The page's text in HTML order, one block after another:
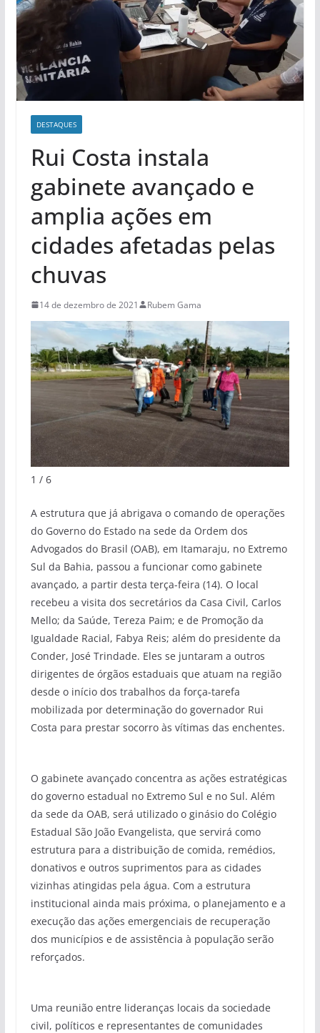
DESTAQUES
Rui Costa instala
gabinete avançado e
amplia ações em
cidades afetadas pelas
chuvas
14 de dezembro de 2021 Rubem Gama
1 / 6
A estrutura que já abrigava o comando de operações
do Governo do Estado na sede da Ordem dos
Advogados do Brasil (OAB), em Itamaraju, no Extremo
Sul da Bahia, passou a funcionar como gabinete
avançado, a partir desta terça-feira (14). O local
recebeu a visita dos secretários da Casa Civil, Carlos
Mello; da Saúde, Tereza Paim; e de Promoção da
Igualdade Racial, Fabya Reis; além do presidente da
Conder, José Trindade. Eles se juntaram a outros
dirigentes de órgãos estaduais que atuam na região
desde o início dos trabalhos da força-tarefa
mobilizada por determinação do governador Rui
Costa para prestar socorro às vítimas das enchentes.
O gabinete avançado concentra as ações estratégicas
do governo estadual no Extremo Sul e no Sul. Além
da sede da OAB, será utilizado o ginásio do Colégio
Estadual São João Evangelista, que servirá como
estrutura para a distribuição de comida, remédios,
donativos e outros suprimentos para as cidades
vizinhas atingidas pela água. Com a estrutura
institucional ainda mais próxima, o planejamento e a
execução das ações emergenciais de recuperação
dos municípios e de assistência à população serão
reforçados.
Uma reunião entre lideranças locais da sociedade
civil, políticos e representantes de comunidades